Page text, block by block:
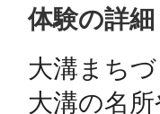
体験の詳細
大溝まち
大溝の名